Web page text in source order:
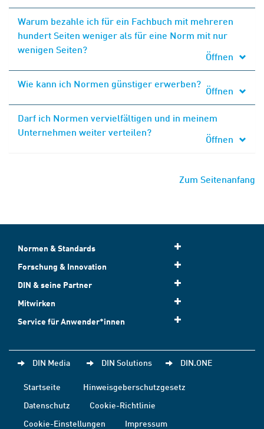
Warum bezahle ich für ein Fachbuch mit mehreren
hundert Seiten weniger als für eine Norm mit nur
wenigen Seiten?
Öffnen
Wie kann ich Normen günstiger erwerben?
Öffnen
Darf ich Normen vervielfältigen und in meinem
Unternehmen weiter verteilen?
Öffnen
Zum Seitenanfang
Normen & Standards
Forschung & Innovation
DIN & seine Partner
Mitwirken
Service für Anwender*innen
DIN Media DIN Solutions DIN.ONE
Startseite
Hinweisgeberschutzgesetz
Datenschutz
Cookie-Richtlinie
Cookie-Einstellungen
Impressum